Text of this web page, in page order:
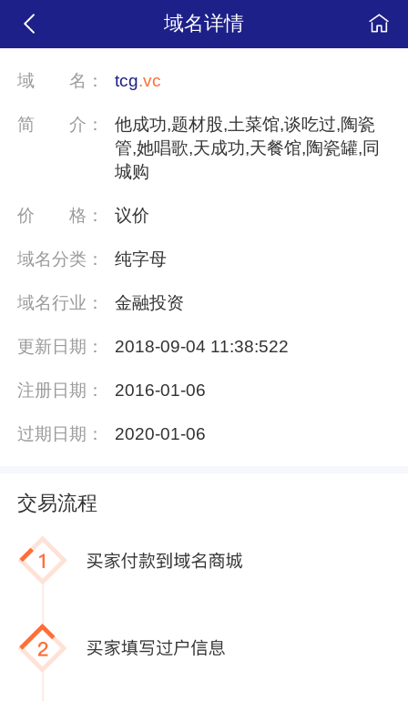
域名详情
域名： tcg.vc
简 介：
他成功,题材股,土菜馆,谈吃过,陶瓷
管,她唱歌,天成功,天餐馆,陶瓷罐,同
城购
价格： 议价
域名分类： 纯字母
域名行业： 金融投资
更新日期： 2018-09-04 11:38:522
注册日期： 2016-01-06
过期日期： 2020-01-06
交易流程